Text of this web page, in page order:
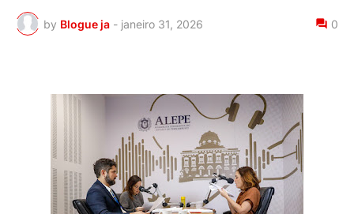
by Blogue ja - janeiro 31, 2026 0